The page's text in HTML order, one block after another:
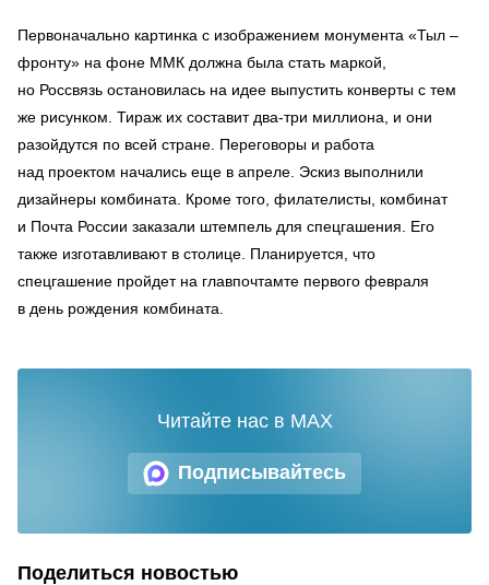
Первоначально картинка с изображением монумента «Тыл –
фронту» на фоне ММК должна была стать маркой,
но Россвязь остановилась на идее выпустить конверты с тем
же рисунком. Тираж их составит два-три миллиона, и они
разойдутся по всей стране. Переговоры и работа
над проектом начались еще в апреле. Эскиз выполнили
дизайнеры комбината. Кроме того, филателисты, комбинат
и Почта России заказали штемпель для спецгашения. Его
также изготавливают в столице. Планируется, что
спецгашение пройдет на главпочтамте первого февраля
в день рождения комбината.
Подписывайтесь
Читайте нас в MAX
Поделиться новостью